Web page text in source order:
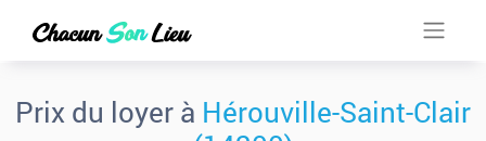
Prix du loyer à Hérouville-Saint-Clair